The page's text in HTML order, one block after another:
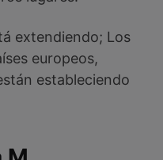
extendiendo; Los
europeos,
estableciendo